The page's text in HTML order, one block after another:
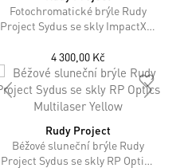
Fotochromatické brýle Rudy
Project Sydus se skly ImpactX™
4 300,00 Kč
Rudy Project
Béžové sluneční brýle Rudy
Project Sydus se skly RP Optics